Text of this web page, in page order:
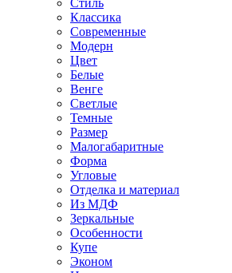
Стиль
Классика
Современные
Модерн
Цвет
Белые
Венге
Светлые
Темные
Размер
Малогабаритные
Форма
Угловые
Отделка и материал
Из МДФ
Зеркальные
Особенности
Купе
Эконом